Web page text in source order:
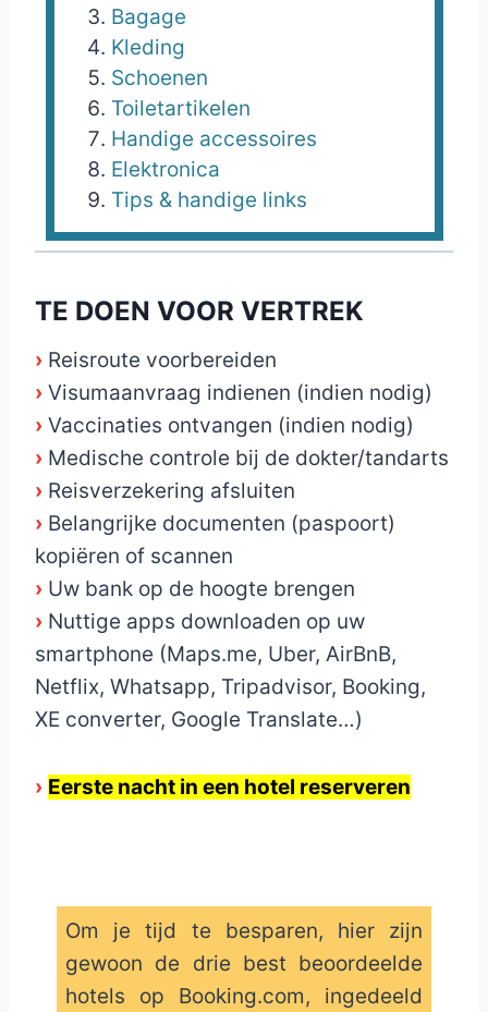
Bagage
Kleding
Schoenen
Toiletartikelen
Handige accessoires
Elektronica
Tips & handige links
TE DOEN VOOR VERTREK
› Reisroute voorbereiden
› Visumaanvraag indienen (indien nodig)
› Vaccinaties ontvangen (indien nodig)
› Medische controle bij de dokter/tandarts
› Reisverzekering afsluiten
› Belangrijke documenten (paspoort)
kopiëren of scannen
› Uw bank op de hoogte brengen
› Nuttige apps downloaden op uw
smartphone (Maps.me, Uber, AirBnB,
Netflix, Whatsapp, Tripadvisor, Booking,
XE converter, Google Translate…)
› Eerste nacht in een hotel reserveren
Om je tijd te besparen, hier zijn
gewoon de drie best beoordeelde
hotels op Booking.com, ingedeeld